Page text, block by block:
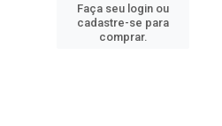
Faça seu login ou
cadastre-se para
comprar.